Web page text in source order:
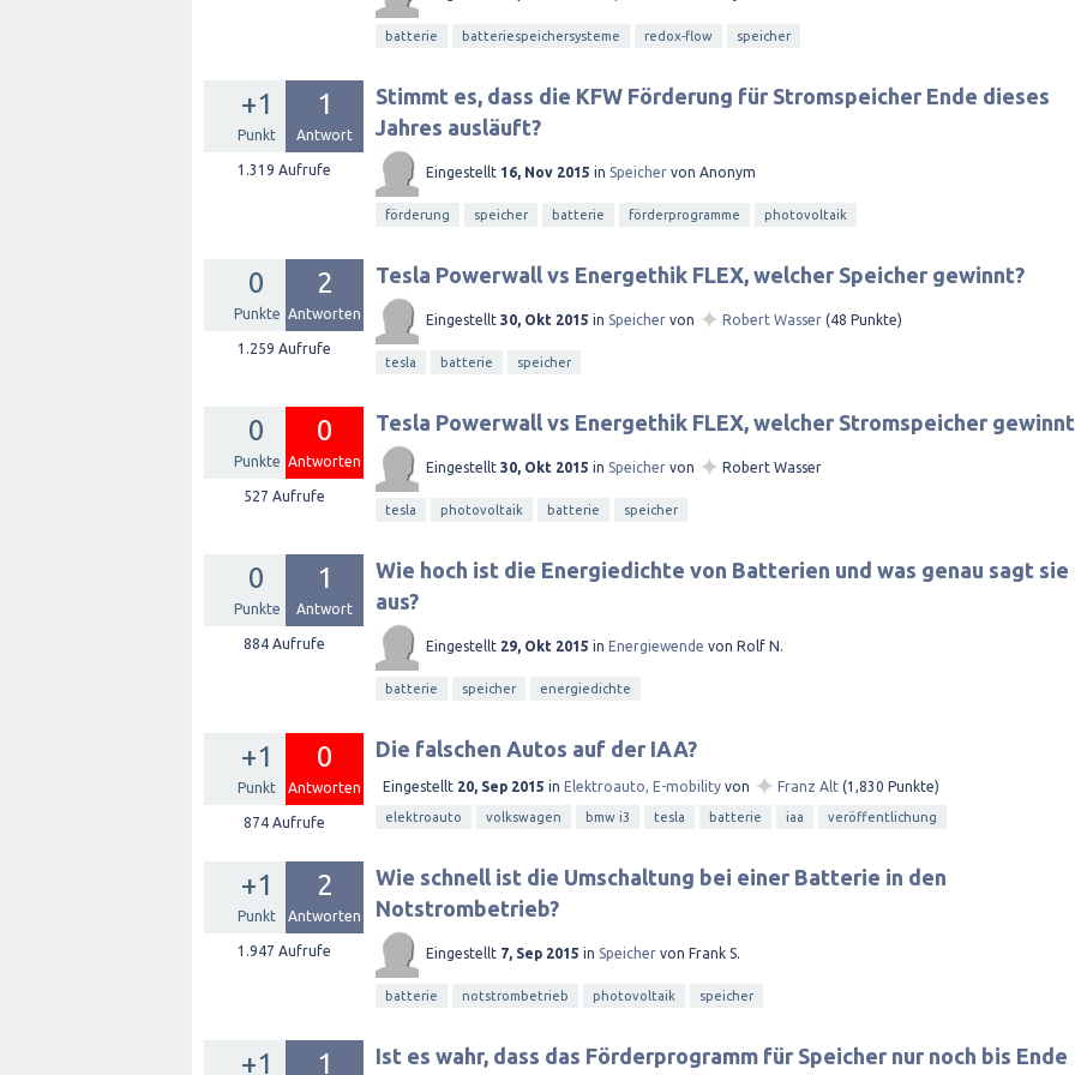
batterie batteriespeichersysteme redox-flow speicher
+1
Punkt
1
Antwort
1.319 Aufrufe
Stimmt es, dass die KFW Förderung für Stromspeicher Ende dieses
Jahres ausläuft?
Eingestellt 16, Nov 2015 in Speicher von Anonym
förderung speicher batterie förderprogramme photovoltaik
0
Punkte
2
Antworten
1.259 Aufrufe
Tesla Powerwall vs Energethik FLEX, welcher Speicher gewinnt?
Eingestellt 30, Okt 2015 in Speicher von ✦ Robert Wasser (48 Punkte)
tesla batterie speicher
0
Punkte
0
Antworten
527 Aufrufe
Tesla Powerwall vs Energethik FLEX, welcher Stromspeicher
Eingestellt 30, Okt 2015 in Speicher von ✦ Robert Wasser
tesla photovoltaik batterie speicher
0
Punkte
1
Antwort
884Aufrufe
Wie hoch ist die Energiedichte von Batterien und was genau sagt sie
aus?
Eingestellt 29, Okt 2015 in Energiewende von Rolf N.
batterie speicher energiedichte
+1
Punkt
0
Antworten
874Aufrufe
Die falschen Autos auf der IAA?
Eingestellt 20, Sep 2015 in Elektroauto, E-mobility von ✦ Franz Alt (1,830 Punkte)
elektroauto volkswagen bmw i3 tesla batterie iaa veröffentlichung
+1
Punkt
2
Antworten
1.947 Aufrufe
Wie schnell ist die Umschaltung bei einer Batterie in den
Notstrombetrieb?
Eingestellt 7, Sep 2015 in Speicher von Frank S.
batterie notstrombetrieb photovoltaik speicher
+1 1 Ist es wahr, dass das Förderprogramm für Speicher nur noch bis Ende